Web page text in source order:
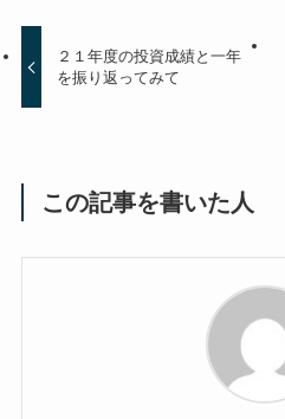
２１年度の投資成績と一年
を振り返ってみて
この記事を書いた人